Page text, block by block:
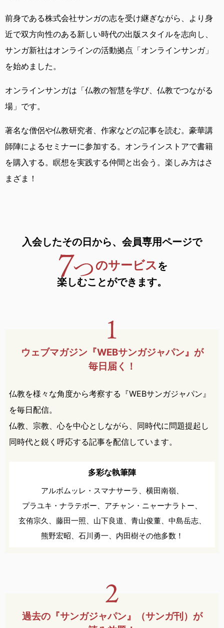
前身である株式会社サンガの志を受け継ぎながら、 より身
近で双方向性のある新しい時代の出版スタイルを志向し、
サンガ新社はオンラインの活動拠点「オンラインサンガ」
を始めました。
オンラインサンガは 「仏教の智慧を学び、仏教でつながる
場」です。
著名な僧侶や仏教研究者、作家などの記事を読む。 豪華講
師陣によるセミナーに参加する。 オンラインストアで書籍
を購入する。 瞑想を実践する仲間と出会う。 楽しみ方はさ
まざま！
入会したその日から、 会員専用ページで
のサービス を
楽しむことができます。
ウェブマガジン『WEBサンガジャパン』が
毎日届く！
仏教を様々な角度から考察する『WEBサンガジャパン』
を毎日配信。
仏教、宗教、心を中心としながら、同時代に問題提起し
同時代と鋭く呼応する記事を配信しています。
多彩な執筆陣
アルボムッレ・スマナサーラ、 横田南嶺、
プラユキ・ナラテボー、 アチャン・ニャーナラトー、
玄侑宗久、 藤田一照、 山下良道、 青山俊董、 中島岳志、
熊野宏昭、 石川勇一、 内田樹その他多数！
過去の『サンガジャパン』
（サンガ刊）が